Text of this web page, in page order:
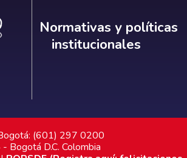
Normativas y
Normativas y políticas
institucionales
(601) 297 0200
Bogotá D.C. Colombia